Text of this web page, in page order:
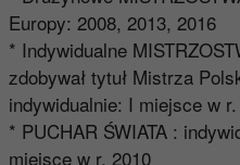
Europy: 2008, 2013, 2016
* Indywidualne
zdobywał tytuł Mistrza
indywidualnie: I miejsce w
* PUCHAR ŚWIATA :
miejsce w r. 2010